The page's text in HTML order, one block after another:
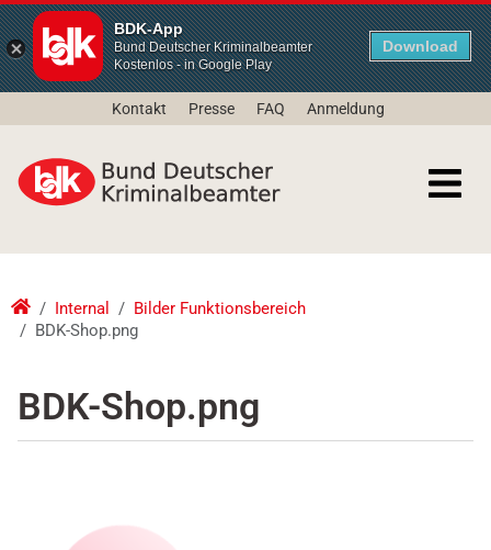
BDK-App
Bund Deutscher Kriminalbeamter
Kostenlos - in Google Play
Download
Kontakt Presse FAQ Anmeldung
Internal
Bilder Funktionsbereich
BDK-Shop.png
BDK-Shop.png